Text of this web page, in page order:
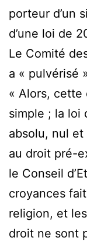
porteur d’un
d’une loi de
Le Comité
a « pulvérisé
« Alors, cette
simple ; la loi
absolu, nul
au droit pré-
le Conseil
croyances
religion, et
droit ne sont